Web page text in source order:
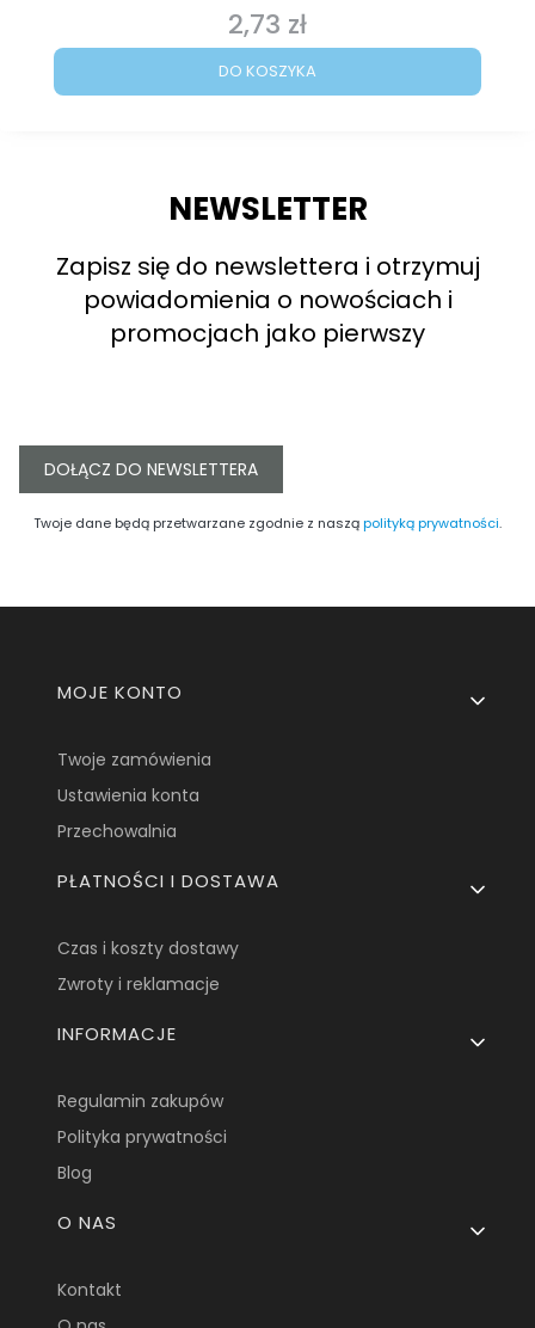
Cena
2,73 zł
DO KOSZYKA
NEWSLETTER
Zapisz się do newslettera i otrzymuj
powiadomienia o nowościach i
promocjach jako pierwszy
DOŁĄCZ DO NEWSLETTERA
Twoje dane będą przetwarzane zgodnie z nasząpolityką prywatności.
Linki w stopce
MOJE KONTO
Twoje zamówienia
Ustawienia konta
Przechowalnia
PŁATNOŚCI I DOSTAWA
Czas i koszty dostawy
Zwroty i reklamacje
INFORMACJE
Regulamin zakupów
Polityka prywatności
Blog
O NAS
Kontakt